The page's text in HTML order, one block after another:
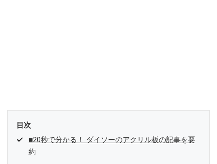
目次
■20秒で分かる！ ダイソーのアクリル板の記事を要
約